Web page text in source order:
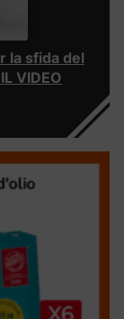
la sfida del
VIDEO